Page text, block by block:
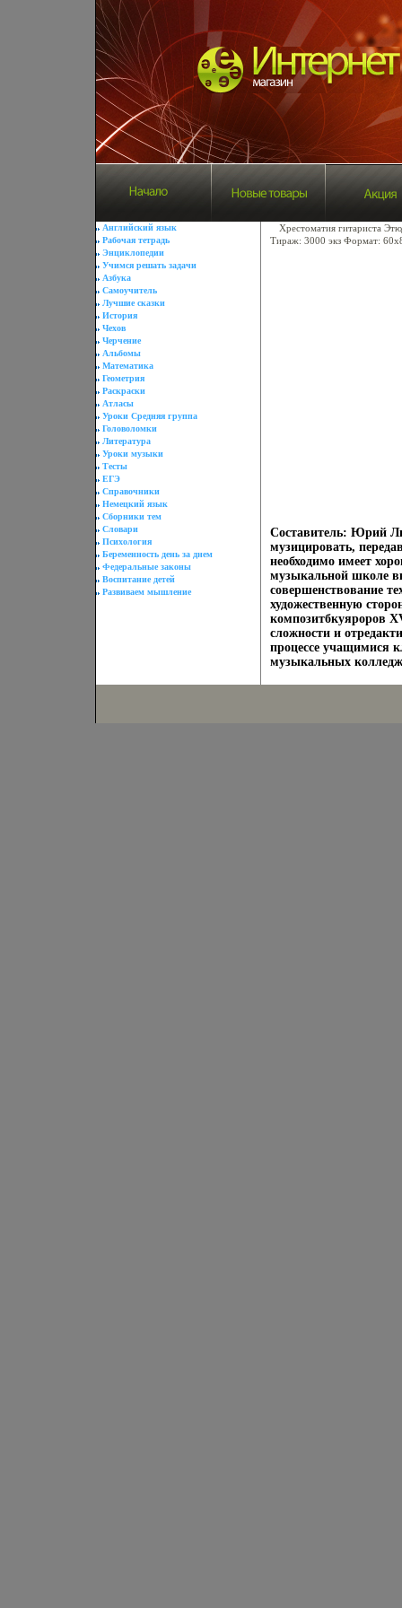
Английский язык
Рабочая тетрадь
Энциклопедии
Учимся решать задачи
Азбука
Самоучитель
Лучшие сказки
История
Чехов
Черчение
Альбомы
Математика
Геометрия
Раскраски
Атласы
Уроки Средняя группа
Головоломки
Литература
Уроки музыки
Тесты
ЕГЭ
Справочники
Немецкий язык
Сборники тем
Словари
Психология
Беременность день за днем
Федеральные законы
Воспитание детей
Развиваем мышление
Хрестоматия гитариста
Тираж: 3000 экз Формат:
Составитель: Юрий
музицировать,
необходимо имеет
музыкальной школе
совершенствование
художественную
композитбкуяроров
сложности и
процессе
музыкальных